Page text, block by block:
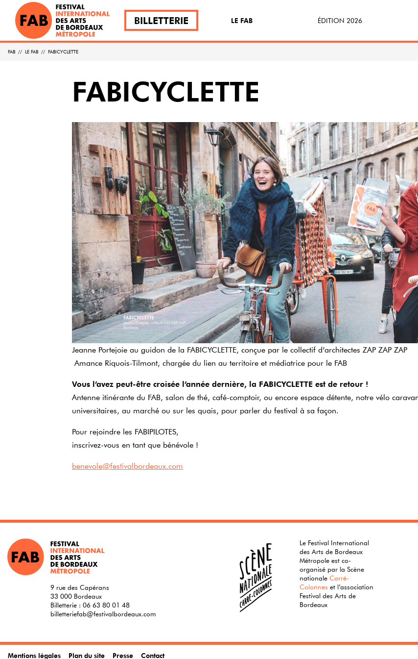
BILLETTERIE LE FAB
FABécoresponsable
L’équipe
Partenaires & mécènes
Précédentes éditions
Retour en images
ÉDITION 2026
FAB // LE FAB // FABICYCLETTE
FABICYCLETTE
Jeanne Portejoie au guidon de la FABICYCLETTE, conçue par le collectif d’architectes ZAP ZAP ZAP
Amance Riquois-Tilmont, chargée du lien au territoire et médiatrice pour le FAB
Vous l’avez peut-être croisée l’année dernière, la FABICYCLETTE est de retour !
Antenne itinérante du FAB, salon de thé, café-comptoir, ou encore espace détente, notre vélo
universitaires, au marché ou sur les quais, pour parler du festival à sa façon.
Pour rejoindre les FABIPILOTES,
inscrivez-vous en tant que bénévole !
benevole@festivalbordeaux.com
9 rue des Capérans
33 000 Bordeaux
Billetterie : 06 63 80 01 48
billetteriefab@festivalbordeaux.com
Le Festival International
des Arts de Bordeaux
Métropole est co-
organisé par la Scène
nationaleCarré-
Colonnes et l’association
Festival des Arts de
Bordeaux
Mentions légales Plan du site Presse Contact